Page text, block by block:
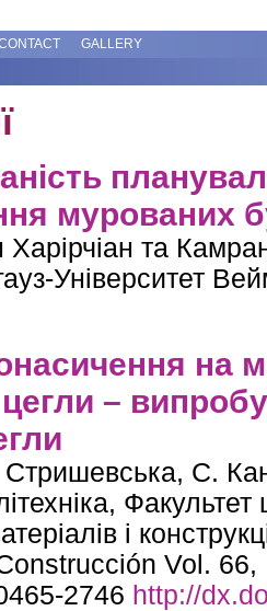
GALLERY
мурованих
та
Університет
на
цегли –
С.
і
Vol.
2746 http://